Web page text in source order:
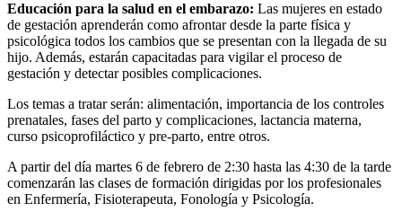
Educación para la salud en el embarazo: Las mujeres en estado
de gestación aprenderán como afrontar desde la parte física y
psicológica todos los cambios que se presentan con la llegada de su
hijo. Además, estarán capacitadas para vigilar el proceso de
gestación y detectar posibles complicaciones.
Los temas a tratar serán: alimentación, importancia de los controles
prenatales, fases del parto y complicaciones, lactancia materna,
curso psicoprofiláctico y pre-parto, entre otros.
A partir del día martes 6 de febrero de 2:30 hasta las 4:30 de la tarde
comenzarán las clases de formación dirigidas por los profesionales
en Enfermería, Fisioterapeuta, Fonología y Psicología.